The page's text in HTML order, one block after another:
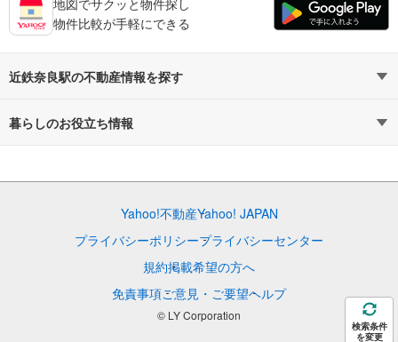
検索条件
を変更
地図でサクッと物件探し
物件比較が手軽にできる
近鉄奈良駅の不動産情報を探す
不動産・住宅
中古一戸建て
土地
暮らしのお役立ち情報
Yahoo!不動産Yahoo! JAPAN
プライバシーポリシープライバシーセンター
規約掲載希望の方へ
免責事項ご意見・ご要望ヘルプ
© LY Corporation